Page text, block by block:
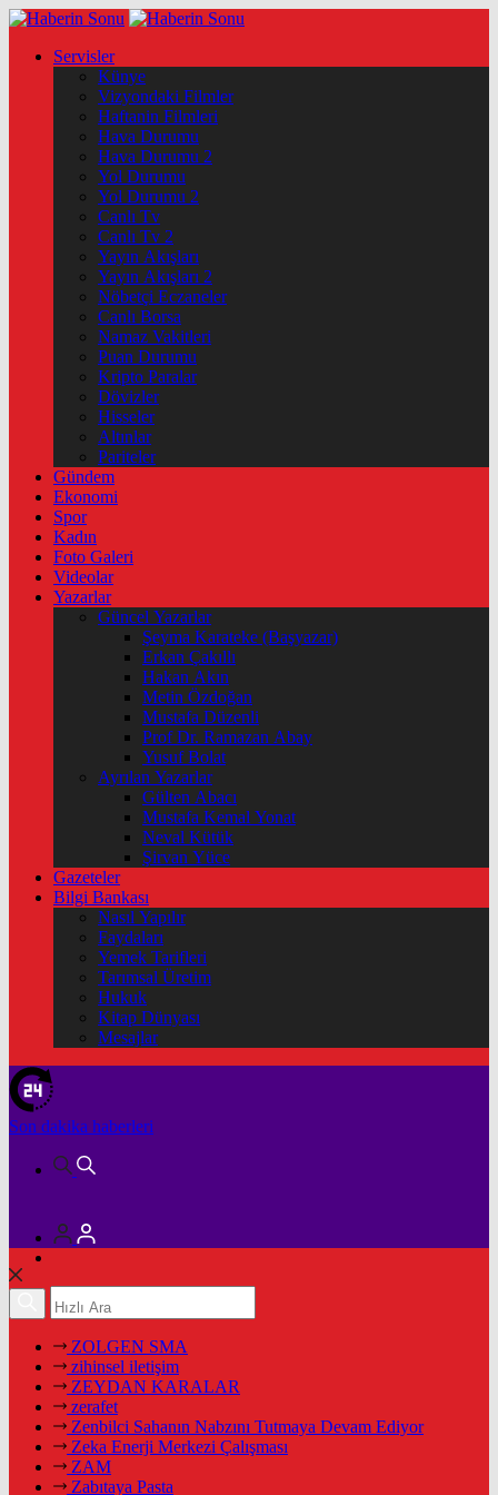
Servisler
Künye
Vizyondaki Filmler
Haftanin Filmleri
Hava Durumu
Hava Durumu 2
Yol Durumu
Yol Durumu 2
Canlı Tv
Canlı Tv 2
Yayın Akışları
Yayın Akışları 2
Nöbetçi Eczaneler
Canlı Borsa
Namaz Vakitleri
Puan Durumu
Kripto Paralar
Dövizler
Hisseler
Altınlar
Pariteler
Gündem
Ekonomi
Spor
Kadın
Foto Galeri
Videolar
Yazarlar
Güncel Yazarlar
Şeyma Karateke (Başyazar)
Erkan Çakıllı
Hakan Akın
Metin Özdoğan
Mustafa Düzenli
Prof Dr. Ramazan Abay
Yusuf Bolat
Ayrılan Yazarlar
Gülten Abacı
Mustafa Kemal Yonat
Neval Kütük
Şirvan Yüce
Gazeteler
Bilgi Bankası
Nasıl Yapılır
Faydaları
Yemek Tarifleri
Tarımsal Üretim
Hukuk
Kitap Dünyası
Mesajlar
Son dakika haberleri
ZOLGEN SMA
zihinsel iletişim
ZEYDAN KARALAR
zerafet
Zenbilci Sahanın Nabzını Tutmaya Devam Ediyor
Zeka Enerji Merkezi Çalışması
ZAM
Zabıtaya Pasta